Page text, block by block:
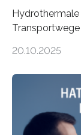
Meeresboden
Stoffkreislauf
mit dem Titel
&
20.10.2025